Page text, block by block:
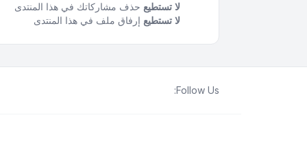
لا تستطيع حذف مشاركاتك في هذا المنتدى
لا تستطيع إرفاق ملف في هذا المنتدى
Follow Us: